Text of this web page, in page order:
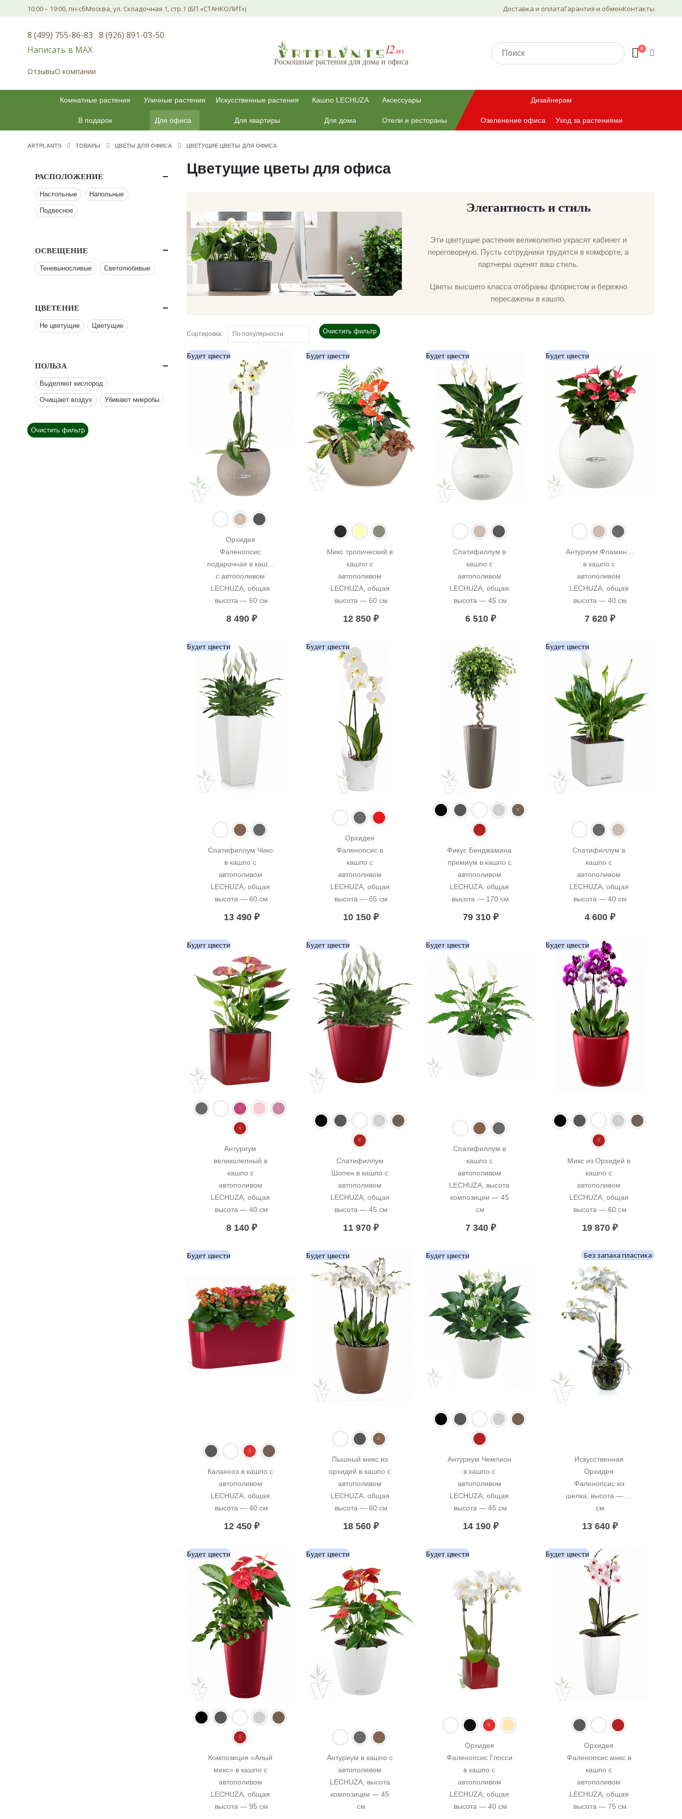
10:00 – 19:00, пн-сбМосква, ул. Складочная 1, стр.1 (БП «СТАНКОЛИТ») Доставка и оплатаГарантия и обменКонтакты
8 (499) 755-86-83 8 (926) 891-03-50
Написать в МАХ
ОтзывыО компании
Роскошные растения для дома и офиса
0
Комнатные растения Уличные растения Искусственные растения Кашпо LECHUZA Аксессуары
В подарок Озеленение офиса Уход за растениями
Для офиса
Дизайнерам
Для квартиры Для дома Отели и рестораны
ARTPLANTS ТОВАРЫ ЦВЕТЫ ДЛЯ ОФИСА ЦВЕТУЩИЕ ЦВЕТЫ ДЛЯ ОФИСА
Цветущие цветы для офиса
Элегантность и стиль
Эти цветущие растения великолепно украсят кабинет и
переговорную. Пусть сотрудники трудятся в комфорте, а
партнеры оценят ваш стиль.
Цветы высшего класса отобраны флористом и бережно
пересажены в кашпо.
Сортировка: Очистить фильтр
Будет цвести
Орхидея
Фаленопсис
подарочная в кашпо
с автополивом
LECHUZA, общая
высота — 60 см
8 490 ₽
Будет цвести
Микс тропический в
кашпо с
автополивом
LECHUZA, общая
высота — 60 см
12 850₽
Будет цвести
Спатифиллум в
кашпо с
автополивом
LECHUZA, общая
высота — 45 см
6 510 ₽
Будет цвести
Антуриум Фламинго
в кашпо с
автополивом
LECHUZA, общая
высота — 40 см
7 620₽
Будет цвести
Спатифиллум Чико
в кашпо с
автополивом
LECHUZA, общая
высота — 60 см
13 490 ₽
Будет цвести
Орхидея
Фаленопсис в
кашпо с
автополивом
LECHUZA, общая
высота — 65 см
10 150₽
Фикус Бенджамина
премиум в кашпо с
автополивом
LECHUZA, общая
высота — 170 см
79 310 ₽
Будет цвести
Спатифиллум в
кашпо с
автополивом
LECHUZA, общая
высота — 40 см
4 600₽
Будет цвести
Антуриум
великолепный в
кашпо с
автополивом
LECHUZA, общая
высота — 40 см
8 140 ₽
Будет цвести
Спатифиллум
Шопен в кашпо с
автополивом
LECHUZA, общая
высота — 45 см
11 970₽
Будет цвести
Спатифиллум в
кашпо с
автополивом
LECHUZA, высота
композиции — 45
см
7 340 ₽
Будет цвести
Микс из Орхидей в
кашпо с
автополивом
LECHUZA, общая
высота — 60 см
19 870₽
Будет цвести
Каланхоэ в кашпо с
автополивом
LECHUZA, общая
высота — 40 см
12 450 ₽
Будет цвести
Пышный микс из
орхидей в кашпо с
автополивом
LECHUZA, общая
высота — 60 см
18 560₽
Будет цвести
Антуриум Чемпион
в кашпо с
автополивом
LECHUZA, общая
высота — 45 см
14 190 ₽
Без запаха пластика
Искусственная
Орхидея
Фаленопсис из
шелка, высота — 60
см
13 640₽
Будет цвести
Композиция «Алый
микс» в кашпо с
автополивом
LECHUZA, общая
высота — 95 см
Будет цвести
Антуриум в кашпо с
автополивом
LECHUZA, высота
композиции — 45
см
Будет цвести
Орхидея
Фаленопсис Глосси
в кашпо с
автополивом
LECHUZA, общая
высота — 40 см
Будет цвести
Орхидея
Фаленопсис микс в
кашпо с
автополивом
LECHUZA, общая
высота — 75 см
РАСПОЛОЖЕНИЕ
Настольные Напольные
Подвесное
ОСВЕЩЕНИЕ
Теневыносливые Светолюбивые
ЦВЕТЕНИЕ
Не цветущие Цветущие
ПОЛЬЗА
Выделяют кислород
Очищают воздух Убивают микробы
Очистить фильтр